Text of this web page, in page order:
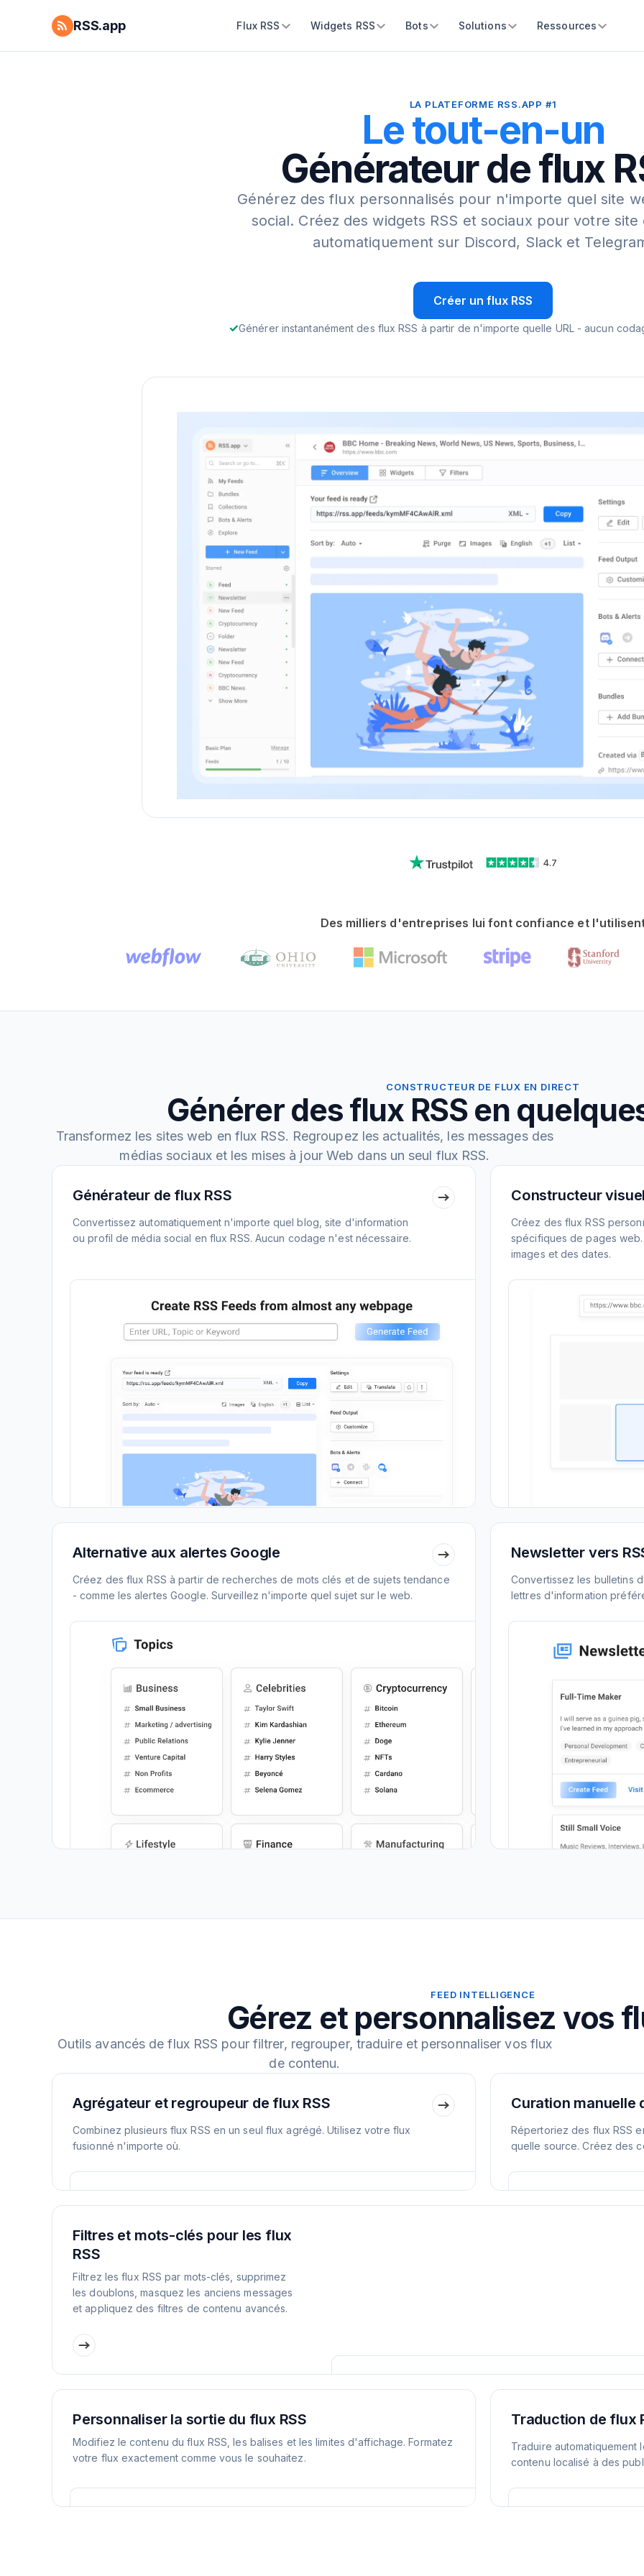
RSS.app Flux RSS Widgets RSS Bots Solutions Ressources
LA PLATEFORME RSS.APP #1
Le tout-en-un
Générateur de flux
Générez des flux personnalisés pour n'importe quel site
social. Créez des widgets RSS et sociaux pour votre
automatiquement sur Discord, Slack et
Créer un flux RSS
Générer instantanément des flux RSS à partir de n'importe quelle URL - aucun
4.7
Des milliers d'entreprises lui font confiance et
CONSTRUCTEUR DE FLUX EN DIRECT
Générer des flux RSS en
Transformez les sites web en flux RSS. Regroupez les actualités, les messages des
médias sociaux et les mises à jour Web dans un seul flux RSS.
Générateur de flux RSS
Convertissez automatiquement n'importe quel blog, site d'information
ou profil de média social en flux RSS. Aucun codage n'est nécessaire.
Constructeur
Créez des flux RSS
spécifiques de pages
images et des dates.
Alternative aux alertes Google
Créez des flux RSS à partir de recherches de mots clés et de sujets tendance
- comme les alertes Google. Surveillez n'importe quel sujet sur le web.
Newsletter vers
Convertissez les bulletins
lettres d'information
FEED INTELLIGENCE
Gérez et personnalisez vos
Outils avancés de flux RSS pour filtrer, regrouper, traduire et personnaliser vos flux
de contenu.
Agrégateur et regroupeur de flux RSS
Combinez plusieurs flux RSS en un seul flux agrégé. Utilisez votre flux
fusionné n'importe où.
Curation manuelle
Répertoriez des flux RSS
quelle source. Créez des
Filtres et mots-clés pour les flux
RSS
Filtrez les flux RSS par mots-clés, supprimez
les doublons, masquez les anciens messages
et appliquez des filtres de contenu avancés.
Personnaliser la sortie du flux RSS
Modifiez le contenu du flux RSS, les balises et les limites d'affichage. Formatez
votre flux exactement comme vous le souhaitez.
Traduction de flux
Traduire automatiquement
contenu localisé à des